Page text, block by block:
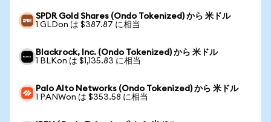
SPDR Gold Shares (Ondo Tokenized) から 米ドル
1 GLDon は $387.87 に相当
Blackrock, Inc. (Ondo Tokenized) から 米ドル
1 BLKon は $1,135.83 に相当
Palo Alto Networks (Ondo Tokenized) から 米ドル
1 PANWon は $353.58 に相当